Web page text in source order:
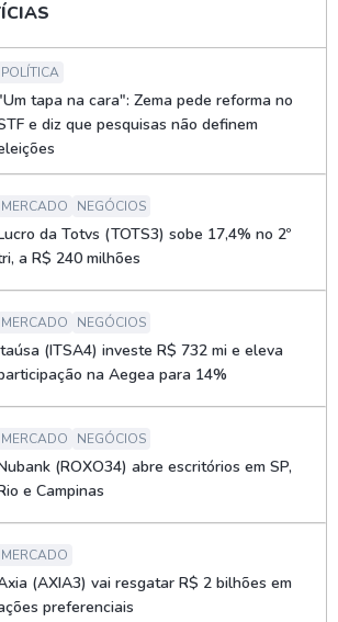
POLÍTICA
tapa na cara": Zema pede reforma no
e diz que pesquisas não definem
MERCADO NEGÓCIOS
da Totvs (TOTS3) sobe 17,4% no 2º
a R$ 240 milhões
MERCADO NEGÓCIOS
(ITSA4) investe R$ 732 mi e eleva
na Aegea para 14%
MERCADO NEGÓCIOS
(ROXO34) abre escritórios em SP,
e Campinas
MERCADO
(AXIA3) vai resgatar R$ 2 bilhões em
preferenciais